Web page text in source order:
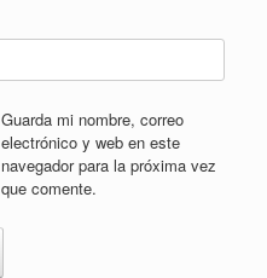
Guarda mi nombre, correo
electrónico y web en este
navegador para la próxima vez
que comente.